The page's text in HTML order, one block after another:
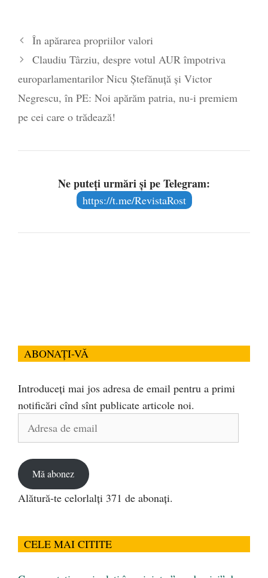
poetului Octavian Goga, înlăturat din Iași
- 16 aprilie 2026
În apărarea propriilor valori
Claudiu Târziu, despre votul AUR împotriva
europarlamentarilor Nicu Ștefănuță și Victor
Negrescu, în PE: Noi apărăm patria, nu-i premiem
pe cei care o trădează!
Ne puteți urmări și pe Telegram:
https://t.me/RevistaRost
ABONAȚI-VĂ
Introduceți mai jos adresa de email pentru a primi
notificări cînd sînt publicate articole noi.
Mă abonez
Alătură-te celorlalți 371 de abonați.
CELE MAI CITITE